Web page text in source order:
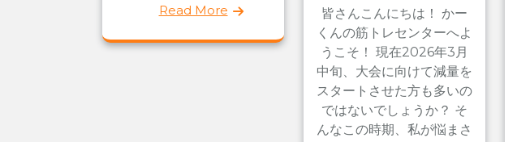
Read More
皆さんこんにちは！ かー
くんの筋トレセンターへよ
うこそ！ 現在2026年3月
中旬、大会に向けて減量を
スタートさせた方も多いの
ではないでしょうか？ そ
んなこの時期、私が悩まさ